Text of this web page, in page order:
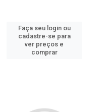
Faça seu login ou
cadastre-se para
ver preços e
comprar